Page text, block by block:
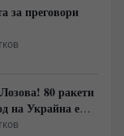
за преговори
80 ракети
на Украйна е
„западни